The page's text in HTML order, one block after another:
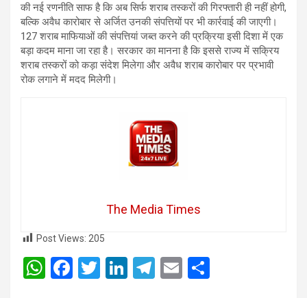
की नई रणनीति साफ है कि अब सिर्फ शराब तस्करों की गिरफ्तारी ही नहीं होगी,
बल्कि अवैध कारोबार से अर्जित उनकी संपत्तियों पर भी कार्रवाई की जाएगी।
127 शराब माफियाओं की संपत्तियां जब्त करने की प्रक्रिया इसी दिशा में एक
बड़ा कदम माना जा रहा है। सरकार का मानना है कि इससे राज्य में सक्रिय
शराब तस्करों को कड़ा संदेश मिलेगा और अवैध शराब कारोबार पर प्रभावी
रोक लगाने में मदद मिलेगी।
The Media Times
Post Views: 205
W F
T
Li
T
E